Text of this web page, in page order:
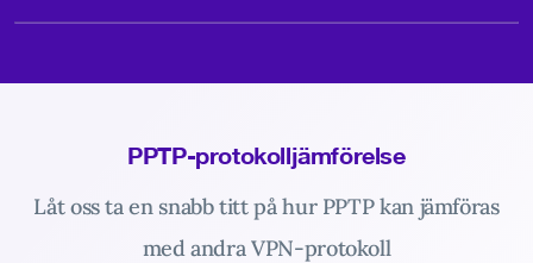
PPTP-protokolljämförelse
Låt oss ta en snabb titt på hur PPTP kan jämföras
med andra VPN-protokoll